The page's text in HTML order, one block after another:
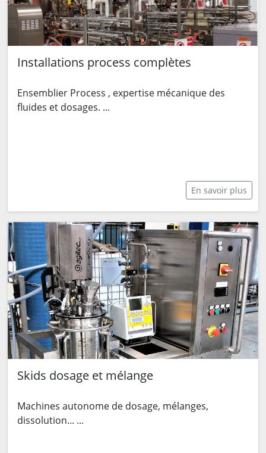
Installations process complètes
Ensemblier Process , expertise mécanique des
fluides et dosages. ...
En savoir plus
Skids dosage et mélange
Machines autonome de dosage, mélanges,
dissolution... ...